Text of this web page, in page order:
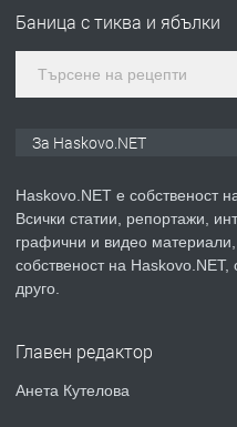
ПРЕДЛАГА
Баница с тиква и ябълки
За Haskovo.NET
Haskovo.NET е
Всички статии, репортажи,
графични и видео материали,
собственост на
друго.
Главен редактор
Анета Кутелова